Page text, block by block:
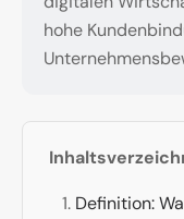
hohe
Definition: